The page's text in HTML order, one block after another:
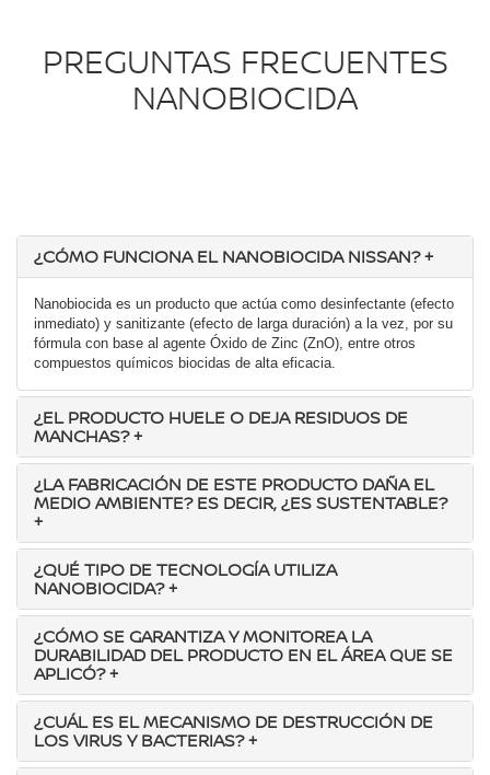
PREGUNTAS FRECUENTES
NANOBIOCIDA
¿CÓMO FUNCIONA EL NANOBIOCIDA NISSAN?+
Nanobiocida es un producto que actúa como desinfectante (efecto
inmediato) y sanitizante (efecto de larga duración) a la vez, por su
fórmula con base al agente Óxido de Zinc (ZnO), entre otros
compuestos químicos biocidas de alta eficacia.
¿EL PRODUCTO HUELE O DEJA RESIDUOS DE
MANCHAS?+
¿LA FABRICACIÓN DE ESTE PRODUCTO DAÑA EL
MEDIO AMBIENTE? ES DECIR, ¿ES SUSTENTABLE?
+
¿QUÉ TIPO DE TECNOLOGÍA UTILIZA
NANOBIOCIDA?+
¿CÓMO SE GARANTIZA Y MONITOREA LA
DURABILIDAD DEL PRODUCTO EN EL ÁREA QUE SE
APLICÓ?+
¿CUÁL ES EL MECANISMO DE DESTRUCCIÓN DE
LOS VIRUS Y BACTERIAS?+